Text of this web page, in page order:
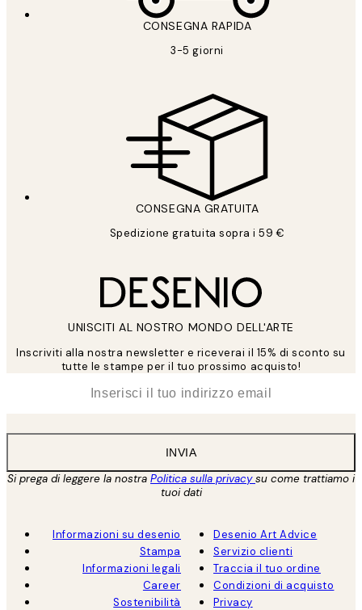
CONSEGNA RAPIDA
3-5 giorni
CONSEGNA GRATUITA
Spedizione gratuita sopra i 59 €
UNISCITI AL NOSTRO MONDO DELL'ARTE
Inscriviti alla nostra newsletter e riceverai il 15% di sconto su
tutte le stampe per il tuo prossimo acquisto!
INVIA
Si prega di leggere la nostra Politica sulla privacysu come trattiamo i
tuoi dati
Informazioni su desenio
Stampa
Informazioni legali
Career
Sostenibilità
Desenio Art Advice
Servizio clienti
Traccia il tuo ordine
Condizioni di acquisto
Privacy